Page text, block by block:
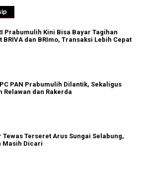
Prabumulih Kini Bisa Bayar Tagihan
BRIVA dan BRImo, Transaksi Lebih Cepat
PAN Prabumulih Dilantik, Sekaligus
Relawan dan Rakerda
Tewas Terseret Arus Sungai Selabung,
Masih Dicari